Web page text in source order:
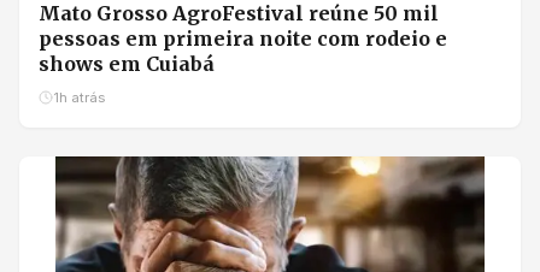
Mato Grosso AgroFestival reúne 50 mil
pessoas em primeira noite com rodeio e
shows em Cuiabá
1h atrás